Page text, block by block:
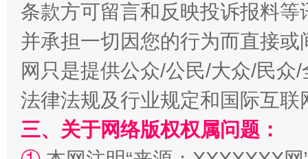
条款方可留言和反映投诉报料
并承担一切因您的行为而直接
网只是提供公众/公民/大众/民
法律法规及行业规定和国际互
三、关于网络版权权属问题：